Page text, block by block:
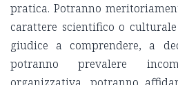
pratica. Potranno
carattere scientifico o
giudice a comprendere, a
potranno prevalere